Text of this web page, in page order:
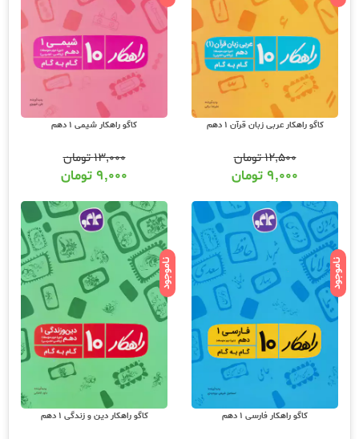
کاگو راهکار عربی زبان قرآن 1 دهم
۱۲,۵۰۰تومان
۹,۰۰۰ تومان
کاگو راهکار شیمی 1 دهم
۱۳,۰۰۰تومان
۹,۰۰۰ تومان
ناموجود
کاگو راهکار فارسی 1 دهم
ناموجود
کاگو راهکار دین و زندگی 1 دهم